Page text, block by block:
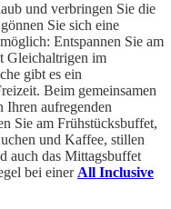
und verbringen Sie die
Sie sich eine
Entspannen Sie am
Gleichaltrigen im
gibt es ein
Beim gemeinsamen
Ihren aufregenden
Sie am Frühstücksbuffet,
und Kaffee, stillen
auch das Mittagsbuffet
bei einer All Inclusive